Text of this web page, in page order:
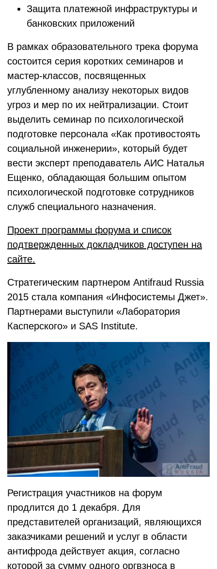
Защита платежной инфраструктуры и
банковских приложений
В рамках образовательного трека форума
состоится серия коротких семинаров и
мастер-классов, посвященных
углубленному анализу некоторых видов
угроз и мер по их нейтрализации. Стоит
выделить семинар по психологической
подготовке персонала «Как противостоять
социальной инженерии», который будет
вести эксперт преподаватель АИС Наталья
Ещенко, обладающая большим опытом
психологической подготовке сотрудников
служб специального назначения.
Проект программы форума и список
подтвержденных докладчиков доступен на
сайте.
Стратегическим партнером Antifraud Russia
2015 стала компания «Инфосистемы Джет».
Партнерами выступили «Лаборатория
Касперского» и SAS Institute.
Регистрация участников на форум
продлится до 1 декабря. Для
представителей организаций, являющихся
заказчиками решений и услуг в области
антифрода действует акция, согласно
которой за сумму одного оргвзноса в